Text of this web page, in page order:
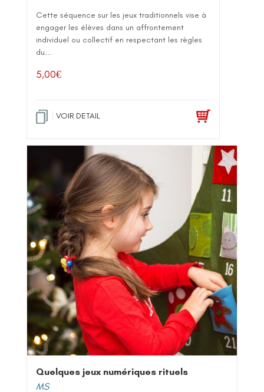
Cette séquence sur les jeux traditionnels vise à
engager les élèves dans un affrontement
individuel ou collectif en respectant les règles
du...
5,00€
VOIR DETAIL
Quelques jeux numériques rituels
MS